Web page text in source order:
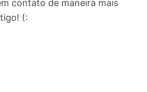
contato de maneira mais
(: